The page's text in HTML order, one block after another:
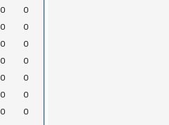
0
0
0
0
0
0
0
0
0
0
0
0
0
0